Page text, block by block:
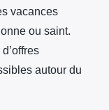
vacances
ou saint.
autour du